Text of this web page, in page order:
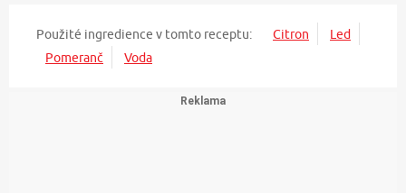
Použité ingredience v tomto receptu: Citron
Led
Pomeranč
Voda